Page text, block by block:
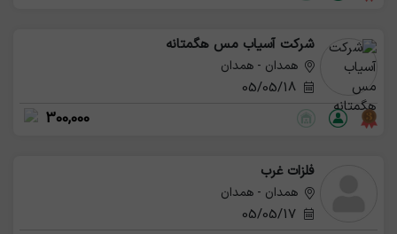
شرکت آسیاب مس هگمتانه
همدان - همدان
05/05/18
300,000
فلزات غرب
همدان - همدان
05/05/17